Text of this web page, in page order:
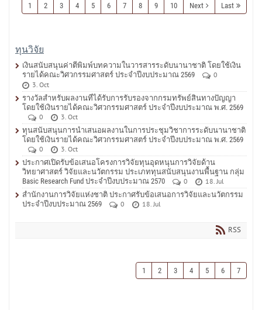
1 2 3 4 5 6 7 8 9 10 Next Last
ทุนวิจัย
เงินสนับสนุนค่าตีพิมพ์บทความในวารสารระดับนานาชาติ โดยใช้เงิน
รายได้คณะวิศวกรรมศาสตร์ ประจำปีงบประมาณ 2569
0
3. Oct
รางวัลสำหรับผลงานที่ได้รับการรับรองจากกรมทรัพย์สินทางปัญญา
โดยใช้เงินรายได้คณะวิศวกรรมศาสตร์ ประจำปีงบประมาณ พ.ศ. 2569
0
3. Oct
ทุนสนับสนุนการนำเสนอผลงานในการประชุมวิชาการระดับนานาชาติ
โดยใช้เงินรายได้คณะวิศวกรรมศาสตร์ ประจำปีงบประมาณ พ.ศ. 2569
0
3. Oct
ประกาศเปิดรับข้อเสนอโครงการวิจัยทุนอุดหนุนการวิจัยด้าน
วิทยาศาสตร์ วิจัยและนวัตกรรม ประเภททุนสนับสนุนงานพื้นฐาน กลุ่ม
Basic Research Fund ประจำปีงบประมาณ 2570
0
18. Jul
สำนักงานการวิจัยแห่งชาติ ประกาศรับข้อเสนอการวิจัยและนวัตกรรม
ประจำปีงบประมาณ 2569
0 18. Jul
RSS
1 2 3 4 5 6 7